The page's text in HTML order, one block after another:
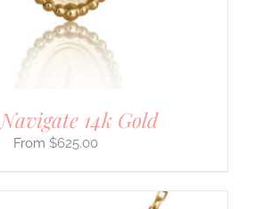
14k Gold
$625.00